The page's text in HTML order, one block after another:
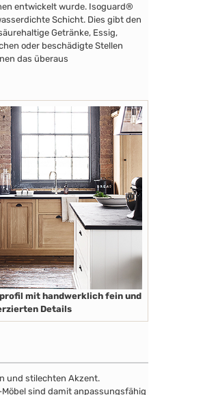
entwickelt wurde. Isoguard®
Schicht. Dies gibt den
Getränke, Essig,
oder beschädigte Stellen
das überaus
mit handwerklich feinund
Details
und stilechten Akzent.
sind damit anpassungsfähig